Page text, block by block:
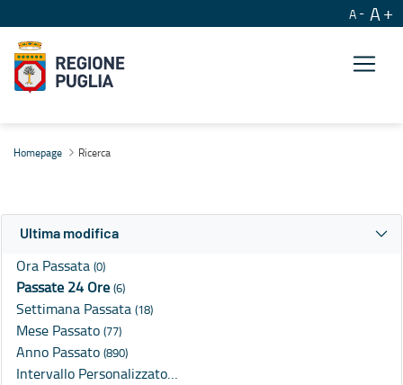
A A
Homepage Ricerca
Ultima modifica
Ora Passata (0)
Passate 24 Ore (6)
Settimana Passata (18)
Mese Passato (77)
Anno Passato (890)
Intervallo Personalizzato…